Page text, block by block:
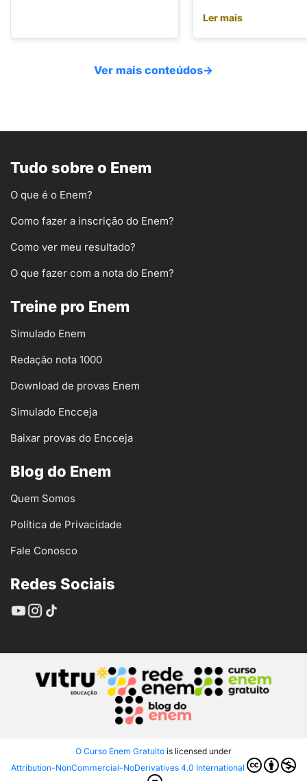
Ler mais
Ver mais conteúdos→
Tudo sobre o Enem
O que é o Enem?
Como fazer a inscrição do Enem?
Como ver meu resultado?
O que fazer com a nota do Enem?
Treine pro Enem
Simulado Enem
Redação nota 1000
Download de provas Enem
Simulado Encceja
Baixar provas do Encceja
Blog do Enem
Quem Somos
Política de Privacidade
Fale Conosco
Redes Sociais
O Curso Enem Gratuito is licensed under
Attribution-NonCommercial-NoDerivatives 4.0 International